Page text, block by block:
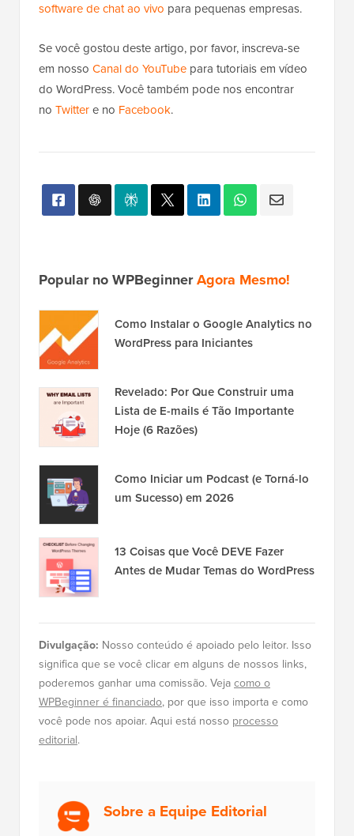
software de chat ao vivo para pequenas empresas.
Se você gostou deste artigo, por favor, inscreva-se
em nosso Canal do YouTube para tutoriais em vídeo
do WordPress. Você também pode nos encontrar
no Twittere no Facebook.
Popular no WPBeginnerAgora Mesmo!
Como Instalar o Google Analytics no
WordPress para Iniciantes
Revelado: Por Que Construir uma
Lista de E-mails é Tão Importante
Hoje (6 Razões)
Como Iniciar um Podcast (e Torná-lo
um Sucesso) em 2026
13 Coisas que Você DEVE Fazer
Antes de Mudar Temas do WordPress
Divulgação: Nosso conteúdo é apoiado pelo leitor. Isso
significa que se você clicar em alguns de nossos links,
poderemos ganhar uma comissão. Vejacomo o
WPBeginner é financiado, por que isso importa e como
você pode nos apoiar. Aqui está nosso processo
editorial.
Sobre a Equipe Editorial